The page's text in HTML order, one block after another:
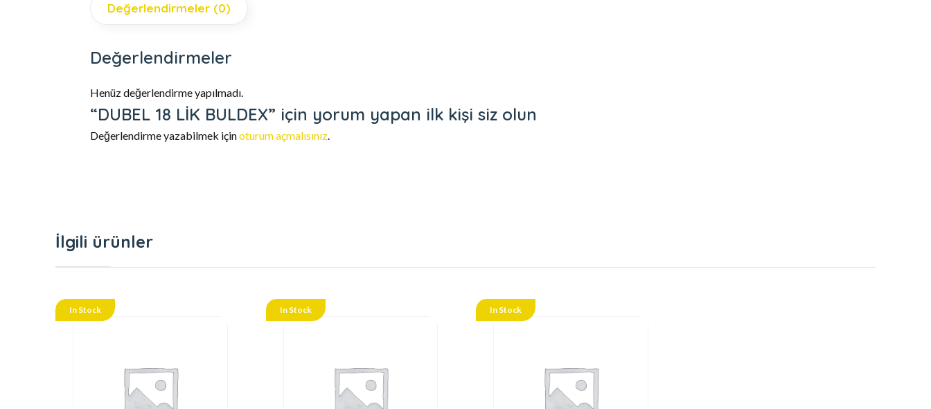
Değerlendirmeler (0)
Değerlendirmeler
Henüz değerlendirme yapılmadı.
“DUBEL 18 LİK BULDEX” için yorum yapan ilk kişi siz olun
Değerlendirme yazabilmek içinoturum açmalısınız.
İlgili ürünler
In Stock In Stock In Stock